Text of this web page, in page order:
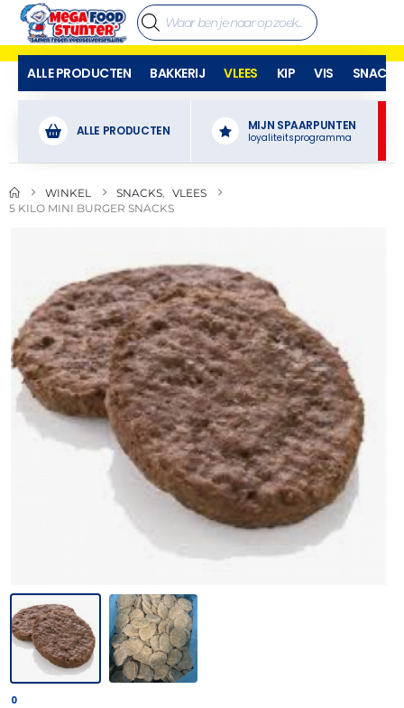
ALLE PRODUCTEN BAKKERIJ VLEES KIP VIS SNACKS
ALLE PRODUCTEN MIJN SPAARPUNTEN
loyaliteitsprogramma
WINKEL SNACKS
VLEES
5 KILO MINI BURGER SNACKS
0